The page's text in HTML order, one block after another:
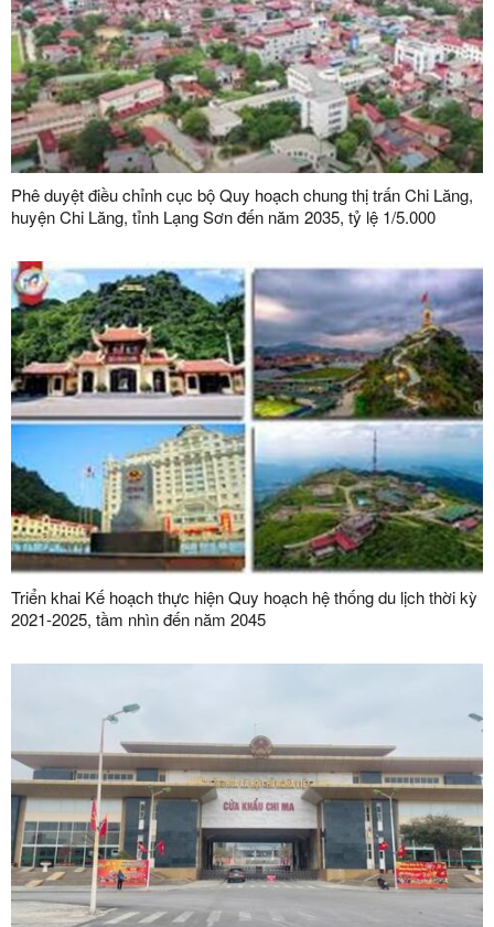
Phê duyệt điều chỉnh cục bộ Quy hoạch chung thị trấn Chi Lăng,
huyện Chi Lăng, tỉnh Lạng Sơn đến năm 2035, tỷ lệ 1/5.000
Triển khai Kế hoạch thực hiện Quy hoạch hệ thống du lịch thời kỳ
2021-2025, tầm nhìn đến năm 2045